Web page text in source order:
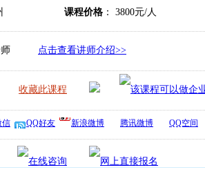
杭州 课程价格 ： 3800元/人
老师 点击查看讲师介绍>>
收藏此课程
信 QQ好友 新浪微博 腾讯微博 QQ空间